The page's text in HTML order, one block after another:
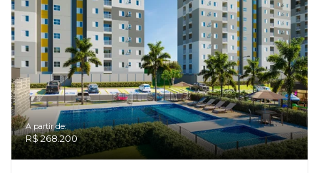
A partir de:
R$ 268.200